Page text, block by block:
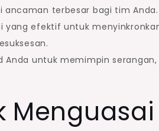
terbesar bagi tim Anda.
yang efektif untuk
Anda untuk memimpin
Menguasai